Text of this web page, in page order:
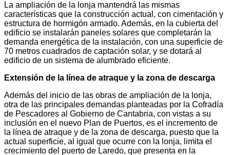
La ampliación de la lonja mantendrá las mismas
características que la construcción actual, con cimentación y
estructura de hormigón armado. Además, en la cubierta del
edificio se instalarán paneles solares que completarán la
demanda energética de la instalación, con una superficie de
70 metros cuadrados de captación solar, y se dotará al
edificio de un sistema de alumbrado eficiente.
Extensión de la línea de atraque y la zona de descarga
Además del inicio de las obras de ampliación de la lonja,
otra de las principales demandas planteadas por la Cofradía
de Pescadores al Gobierno de Cantabria, con vistas a su
inclusión en el nuevo Plan de Puertos, es el incremento de
la línea de atraque y de la zona de descarga, puesto que la
actual superficie, al igual que ocurre con la lonja, limita el
crecimiento del puerto de Laredo, que presenta en la